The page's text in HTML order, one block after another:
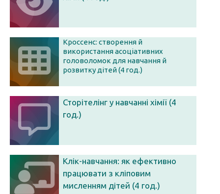
Кроссенс: створення й
використання асоціативних
головоломок для навчання й
розвитку дітей (4 год.)
Сторітелінг у навчанні хімії (4
год.)
Клік-навчання: як ефективно
працювати з кліповим
мисленням дітей (4 год.)